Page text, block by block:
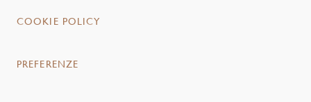
COOKIE POLICY
PREFERENZE